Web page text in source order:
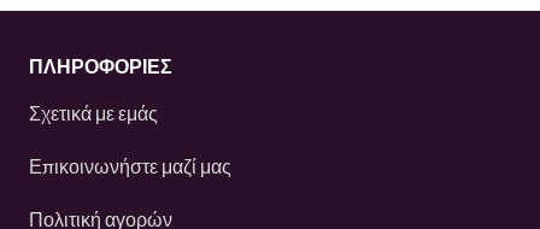
ΠΛΗΡΟΦΟΡΙΕΣ
Σχετικά με εμάς
Επικοινωνήστε μαζί μας
Πολιτική αγορών